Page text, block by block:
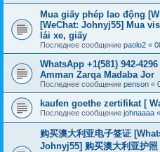
Mua giấy phép lao động
[WeChat: Johnyj55] Mua
lái xe, giấy
Последнее сообщение paolo2 «
WhatsApp +1(581) 942-
Amman Zarqa Madaba Jor
Последнее сообщение penson «
kaufen goethe zertifikat [
Последнее сообщение johnaaaa «
购买澳大利亚电子签证
Johnyj55] 购买澳大利亚护